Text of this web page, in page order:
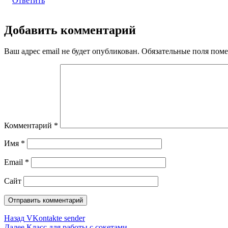
Добавить комментарий
Ваш адрес email не будет опубликован. Обязательные поля
Комментарий *
Имя *
Email *
Сайт
Навигация
Назад Предыдущая
VKontakte sender